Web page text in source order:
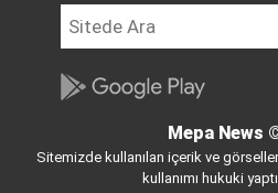
Mepa News
Sitemizde kullanılan içerik ve
kullanımı hukuki